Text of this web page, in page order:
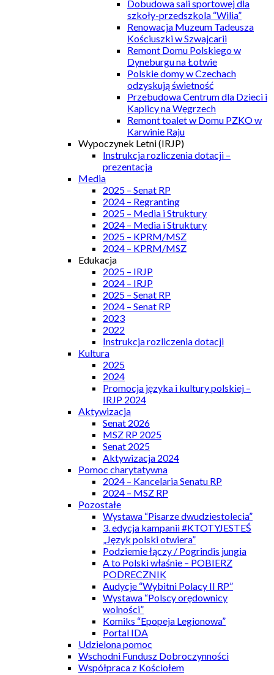
Dobudowa sali sportowej dla
szkoły-przedszkola “Wilia”
Renowacja Muzeum Tadeusza
Kościuszki w Szwajcarii
Remont Domu Polskiego w
Dyneburgu na Łotwie
Polskie domy w Czechach
odzyskują świetność
Przebudowa Centrum dla Dzieci i
Kaplicy na Węgrzech
Remont toalet w Domu PZKO w
Karwinie Raju
Wypoczynek Letni (IRJP)
Instrukcja rozliczenia dotacji –
prezentacja
Media
2025 – Senat RP
2024 – Regranting
2025 – Media i Struktury
2024 – Media i Struktury
2025 – KPRM/MSZ
2024 – KPRM/MSZ
Edukacja
2025 – IRJP
2024 – IRJP
2025 – Senat RP
2024 – Senat RP
2023
2022
Instrukcja rozliczenia dotacji
Kultura
2025
2024
Promocja języka i kultury polskiej –
IRJP 2024
Aktywizacja
Senat 2026
MSZ RP 2025
Senat 2025
Aktywizacja 2024
Pomoc charytatywna
2024 – Kancelaria Senatu RP
2024 – MSZ RP
Pozostałe
Wystawa “Pisarze dwudziestolecia”
3. edycja kampanii #KTOTYJESTEŚ
„Język polski otwiera”
Podziemie łączy / Pogrindis jungia
A to Polski właśnie – POBIERZ
PODRECZNIK
Audycje “Wybitni Polacy II RP”
Wystawa “Polscy orędownicy
wolności”
Komiks “Epopeja Legionowa”
Portal IDA
Udzielona pomoc
Wschodni Fundusz Dobroczynności
Współpraca z Kościołem